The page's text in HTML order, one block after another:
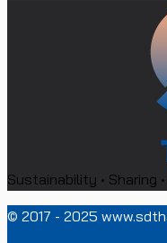
Sustainability • Sharing
© 2017 - 2025